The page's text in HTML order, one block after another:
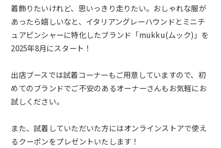
着飾りたいけれど、思いっきり走りたい。おしゃれな服が
あったら嬉しいなと、イタリアングレーハウンドとミニチ
ュアピンシャーに特化したブランド「mukku(ムック) 」を
2025年8月にスタート！
出店ブースでは試着コーナーもご用意していますので、初
めてのブランドでご不安のあるオーナーさんもお気軽にお
試しください。
また、試着していただいた方にはオンラインストアで使え
るクーポンをプレゼントいたします！